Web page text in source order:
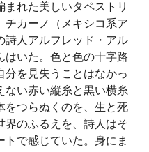
まれた美しいタペストリ
チカーノ（メキシコ系ア
詩人アルフレッド・アル
はいた。色と色の十字路
分を見失うことはなかっ
ない赤い縦糸と黒い横糸
をつらぬくのを、生と死
界のふるえを、詩人はそ
トで感じていた。身にま